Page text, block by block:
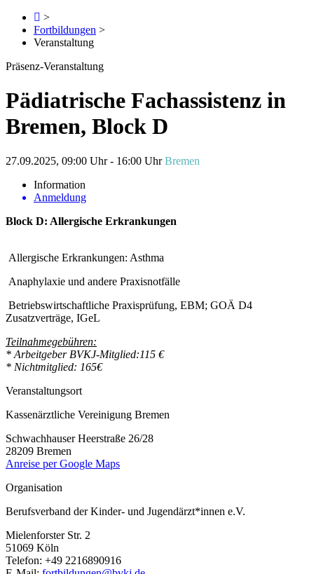
>
Fortbildungen >
Veranstaltung
Präsenz-Veranstaltung
Pädiatrische Fachassistenz in
Bremen, Block D
27.09.2025, 09:00 Uhr - 16:00 UhrBremen
Information
Anmeldung
Block D: Allergische Erkrankungen
Allergische Erkrankungen: Asthma
Anaphylaxie und andere Praxisnotfälle
Betriebswirtschaftliche Praxisprüfung, EBM; GOÄ D4
Zusatzverträge, IGeL
Teilnahmegebühren:
* Arbeitgeber BVKJ-Mitglied:115 €
* Nichtmitglied: 165€
Veranstaltungsort
Kassenärztliche Vereinigung Bremen
Schwachhauser Heerstraße 26/28
28209 Bremen
Anreise per Google Maps
Organisation
Berufsverband der Kinder- und Jugendärzt*innen e.V.
Mielenforster Str. 2
51069 Köln
Telefon: +49 2216890916